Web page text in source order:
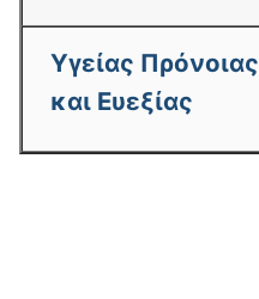
Υγείας Πρόνοιας
και Ευεξίας